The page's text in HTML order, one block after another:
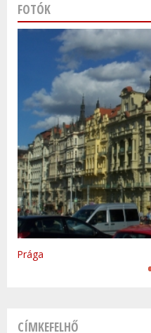
FOTÓK
Prága
Varsó
CÍMKEFELHŐ